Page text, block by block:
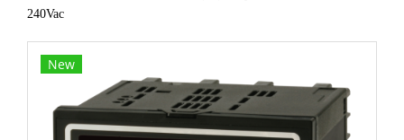
240Vac
New